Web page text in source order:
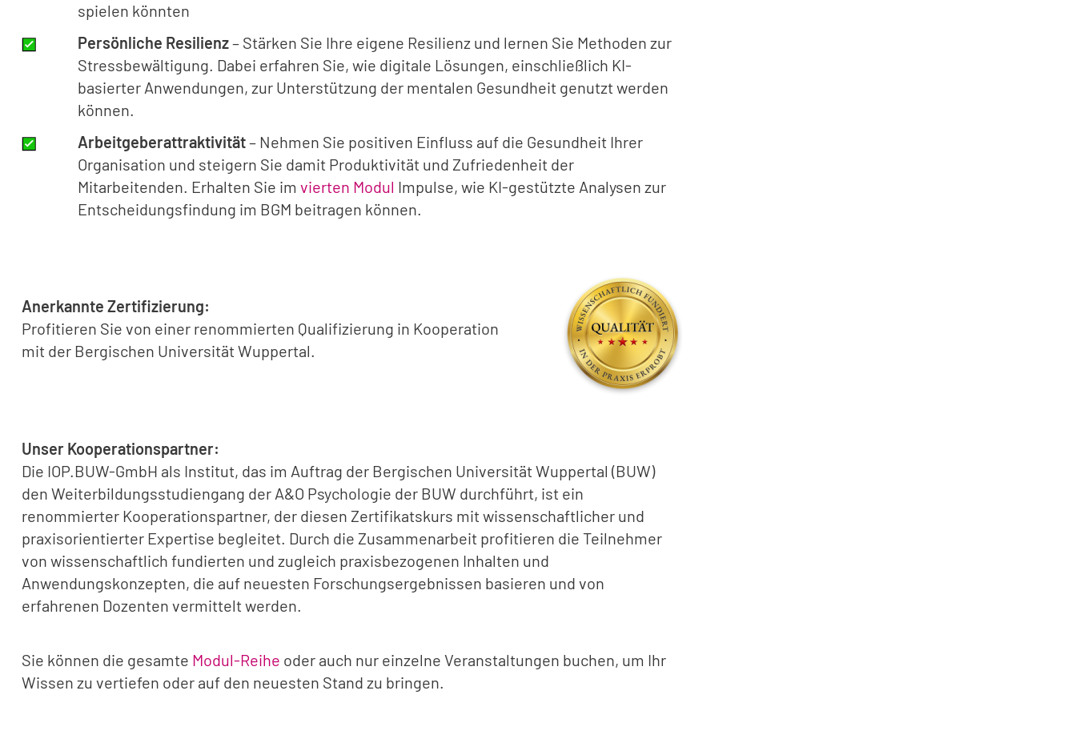
spielen könnten
Persönliche Resilienz– Stärken Sie Ihre eigene Resilienz und lernen Sie Methoden zur
Stressbewältigung. Dabei erfahren Sie, wie digitale Lösungen, einschließlich KI-
basierter Anwendungen, zur Unterstützung der mentalen Gesundheit genutzt werden
können.
Arbeitgeberattraktivität– Nehmen Sie positiven Einfluss auf die Gesundheit Ihrer
Organisation und steigern Sie damit Produktivität und Zufriedenheit der
Mitarbeitenden. Erhalten Sie im vierten Modul Impulse, wie KI-gestützte Analysen zur
Entscheidungsfindung im BGM beitragen können.
Anerkannte Zertifizierung:
Profitieren Sie von einer renommierten Qualifizierung in Kooperation
mit der Bergischen Universität Wuppertal.
Unser Kooperationspartner:
Die IOP.BUW-GmbH als Institut, das im Auftrag der Bergischen Universität Wuppertal (BUW)
den Weiterbildungsstudiengang der A&O Psychologie der BUW durchführt, ist ein
renommierter Kooperationspartner, der diesen Zertifikatskurs mit wissenschaftlicher und
praxisorientierter Expertise begleitet. Durch die Zusammenarbeit profitieren die Teilnehmer
von wissenschaftlich fundierten und zugleich praxisbezogenen Inhalten und
Anwendungskonzepten, die auf neuesten Forschungsergebnissen basieren und von
erfahrenen Dozenten vermittelt werden.
Sie können die gesamte Modul-Reihe oder auch nur einzelne Veranstaltungen buchen, um Ihr
Wissen zu vertiefen oder auf den neuesten Stand zu bringen.